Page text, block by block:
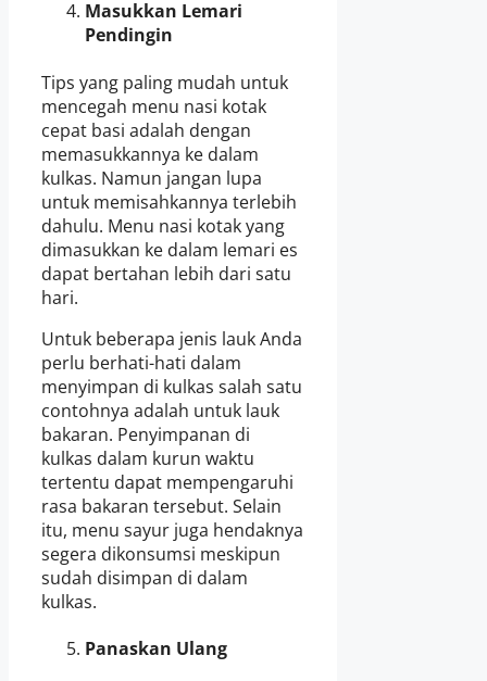
Masukkan Lemari
Pendingin
Tips yang paling mudah untuk
mencegah menu nasi kotak
cepat basi adalah dengan
memasukkannya ke dalam
kulkas. Namun jangan lupa
untuk memisahkannya terlebih
dahulu. Menu nasi kotak yang
dimasukkan ke dalam lemari es
dapat bertahan lebih dari satu
hari.
Untuk beberapa jenis lauk Anda
perlu berhati-hati dalam
menyimpan di kulkas salah satu
contohnya adalah untuk lauk
bakaran. Penyimpanan di
kulkas dalam kurun waktu
tertentu dapat mempengaruhi
rasa bakaran tersebut. Selain
itu, menu sayur juga hendaknya
segera dikonsumsi meskipun
sudah disimpan di dalam
kulkas.
Panaskan Ulang